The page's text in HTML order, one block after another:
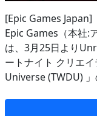
[Epic Games Japan]
Epic Games（本社:
は、3月25日より
ートナイト クリエ
Universe (TWDU)